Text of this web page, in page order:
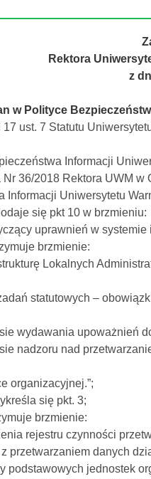
Rektora
z
w Polityce
17 ust. 7 Statutu
Informacji
36/2018 Rektora UWM
Informacji Uniwersytetu
się pkt 10 w brzmieniu:
uprawnień w systemie
brzmienie:
Lokalnych
statutowych –
upoważnień
nad
się pkt. 3;
brzmienie:
rejestru czynności
danych
jednostek